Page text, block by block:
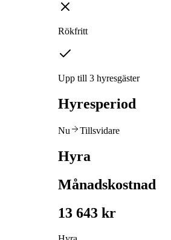
Rökfritt
Upp till 3 hyresgäster
Hyresperiod
Nu Tillsvidare
Hyra
Månadskostnad
13 643 kr